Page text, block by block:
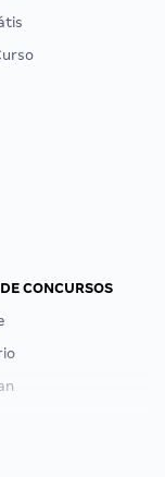
CONCURSOS